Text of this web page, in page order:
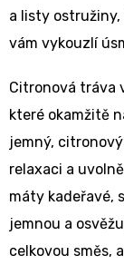
a listy
vám vykouzlí
Citronová tráva
které okamžitě
jemný,
relaxaci a
máty kadeřavé,
jemnou a
celkovou směs,